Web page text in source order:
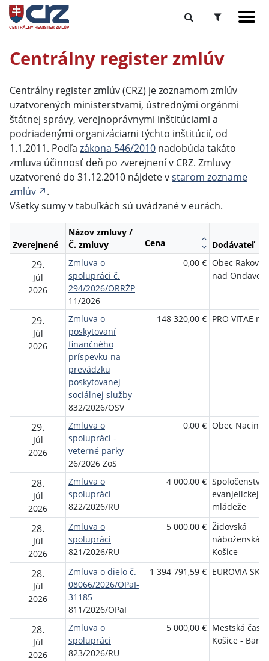
Centrálny register zmlúv
Centrálny register zmlúv (CRZ) je zoznamom zmlúv
uzatvorených ministerstvami, ústrednými orgánmi
štátnej správy, verejnoprávnymi inštitúciami a
podriadenými organizáciami týchto inštitúcií, od
1.1.2011. Podľa zákona 546/2010 nadobúda takáto
zmluva účinnosť deň po zverejnení v CRZ. Zmluvy
uzatvorené do 31.12.2010 nájdete vstarom zozname
zmlúv
.
Všetky sumy v tabuľkách sú uvádzané v eurách.
Zverejnené
Názov zmluvy /
Č. zmluvy
Cena Dodávateľ
29.
Júl
2026
Zmluva o
spolupráci č.
294/2026/ORRŽP
11/2026
0,00 € Obec Rakovec
nad Ondavou
29.
Júl
2026
Zmluva o
poskytovaní
finančného
príspevku na
prevádzku
poskytovanej
sociálnej služby
832/2026/OSV
148 320,00 € PRO VITAE n.
29.
Júl
2026
Zmluva o
spolupráci -
veterné parky
26/2026 ZoS
0,00 € Obec Nacina
28.
Júl
2026
Zmluva o
spolupráci
822/2026/RU
4 000,00 € Spoločenstvo
evanjelickej
mládeže
28.
Júl
2026
Zmluva o
spolupráci
821/2026/RU
5 000,00 € Židovská
náboženská
Košice
28.
Júl
2026
Zmluva o dielo č.
08066/2026/OPaI-
31185
811/2026/OPaI
1 394 791,59 € EUROVIA SK,
28.
Júl
2026
Zmluva o
spolupráci
823/2026/RU
5 000,00 € Mestská časť
Košice - Barca